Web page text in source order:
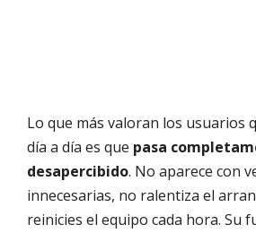
Lo que más valoran los usuarios
día a día es que pasa
desapercibido. No aparece con
innecesarias, no ralentiza el
reinicies el equipo cada hora. Su